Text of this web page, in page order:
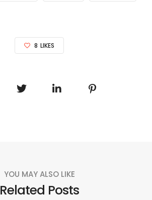
8 LIKES
YOU MAY ALSO LIKE
Related Posts